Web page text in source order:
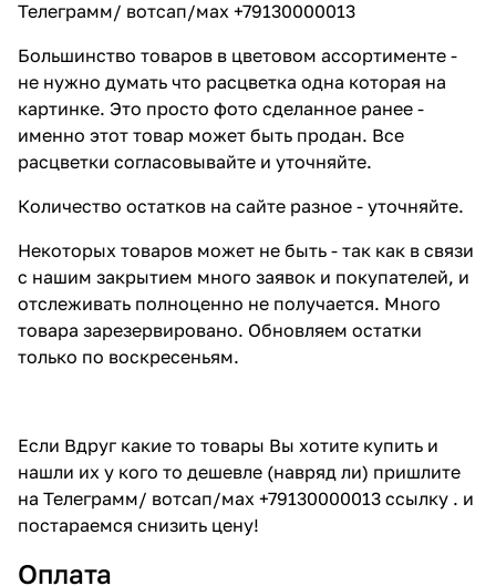
Телеграмм/ вотсап/мах +79130000013
Большинство товаров в цветовом ассортименте -
не нужно думать что расцветка одна которая на
картинке. Это просто фото сделанное ранее -
именно этот товар может быть продан. Все
расцветки согласовывайте и уточняйте.
Количество остатков на сайте разное - уточняйте.
Некоторых товаров может не быть - так как в связи
с нашим закрытием много заявок и покупателей, и
отслеживать полноценно не получается. Много
товара зарезервировано. Обновляем остатки
только по воскресеньям.
Если Вдруг какие то товары Вы хотите купить и
нашли их у кого то дешевле (навряд ли) пришлите
на Телеграмм/ вотсап/мах +79130000013 ссылку . и
постараемся снизить цену!
Оплата